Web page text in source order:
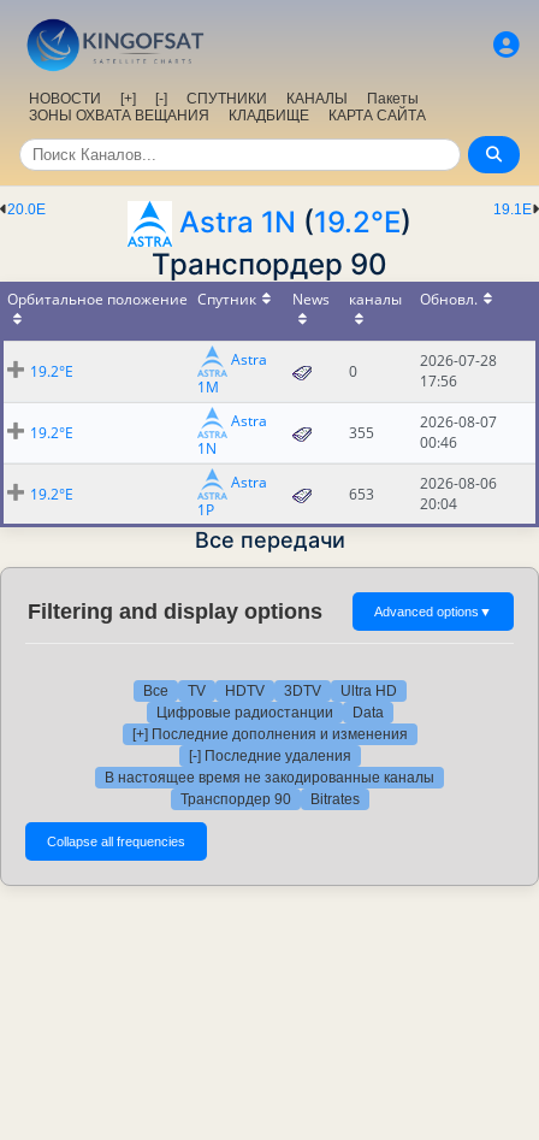
НОВОСТИ [+] [-] СПУТНИКИ КАНАЛЫ
Пакеты
ЗОНЫ ОХВАТА ВЕЩАНИЯ
КЛАДБИЩЕ КАРТА САЙТА
19.1E
20.0E Astra 1N (19.2°E)
Транспордер 90
Орбитальное положение Спутник News каналы Обновл.
19.2°E
Astra
1M
0
2026-07-28
17:56
19.2°E
Astra
1N
355
2026-08-07
00:46
19.2°E
Astra
1P
653
2026-08-06
20:04
Все передачи
Filtering and display options Advanced options ▼
Все TV HDTV 3DTV
Ultra HD
Цифровые радиостанции
Data
[+] Последние дополнения и изменения
[-] Последние удаления
В настоящее время не закодированные каналы
Транспордер 90
Bitrates